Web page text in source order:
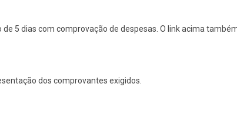
5 dias com comprovação de despesas. O link acima
dos comprovantes exigidos.